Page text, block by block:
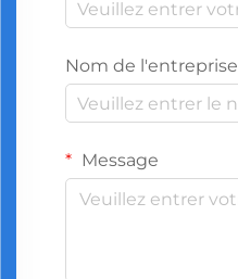
Nom de l'entreprise
Message